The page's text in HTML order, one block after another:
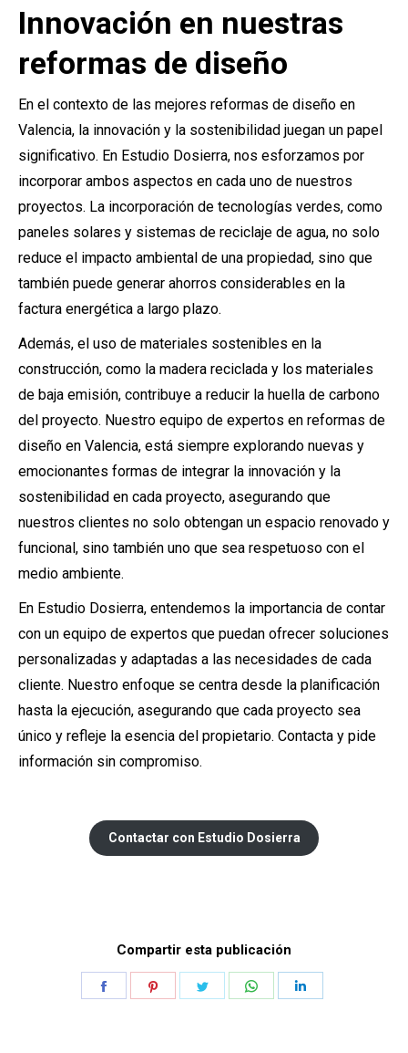
Innovación en nuestras
reformas de diseño
En el contexto de las mejores reformas de diseño en
Valencia, la innovación y la sostenibilidad juegan un papel
significativo. En Estudio Dosierra, nos esforzamos por
incorporar ambos aspectos en cada uno de nuestros
proyectos. La incorporación de tecnologías verdes, como
paneles solares y sistemas de reciclaje de agua, no solo
reduce el impacto ambiental de una propiedad, sino que
también puede generar ahorros considerables en la
factura energética a largo plazo.
Además, el uso de materiales sostenibles en la
construcción, como la madera reciclada y los materiales
de baja emisión, contribuye a reducir la huella de carbono
del proyecto. Nuestro equipo de expertos en reformas de
diseño en Valencia, está siempre explorando nuevas y
emocionantes formas de integrar la innovación y la
sostenibilidad en cada proyecto, asegurando que
nuestros clientes no solo obtengan un espacio renovado y
funcional, sino también uno que sea respetuoso con el
medio ambiente.
En Estudio Dosierra, entendemos la importancia de contar
con un equipo de expertos que puedan ofrecer soluciones
personalizadas y adaptadas a las necesidades de cada
cliente. Nuestro enfoque se centra desde la planificación
hasta la ejecución, asegurando que cada proyecto sea
único y refleje la esencia del propietario. Contacta y pide
información sin compromiso.
Contactar con Estudio Dosierra
Compartir esta publicación